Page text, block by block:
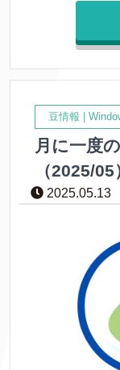
豆情報
月に一度
（2025/05
2025.05.13